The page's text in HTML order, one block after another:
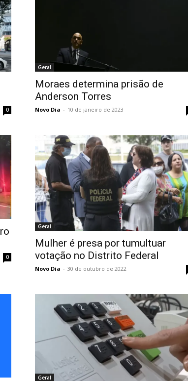
0
Geral
Moraes determina prisão de
Anderson Torres
Novo Dia - 10 de janeiro de 2023
0
Geral
Mulher é presa por tumultuar
votação no Distrito Federal
Novo Dia - 30 de outubro de 2022
Geral